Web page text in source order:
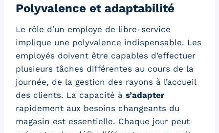
Polyvalence et adaptabilité
Le rôle d’un employé de libre-service
implique une polyvalence indispensable. Les
employés doivent être capables d’effectuer
plusieurs tâches différentes au cours de la
journée, de la gestion des rayons à l’accueil
des clients. La capacité à s’adapter
rapidement aux besoins changeants du
magasin est essentielle. Chaque jour peut